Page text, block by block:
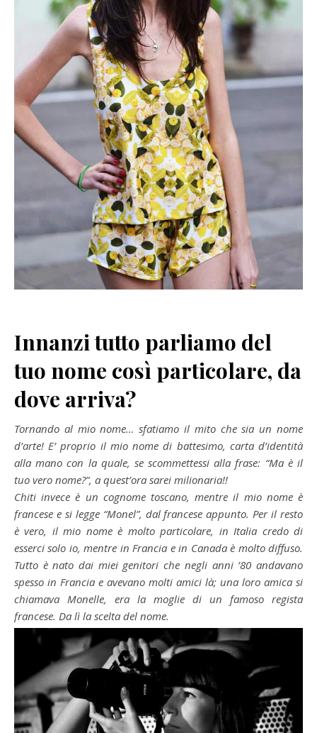
Innanzi tutto parliamo del
tuo nome così particolare, da
dove arriva?
Tornando al mio nome… sfatiamo il mito che sia un nome
d’arte! E’ proprio il mio nome di battesimo, carta d’identità
alla mano con la quale, se scommettessi alla frase: “Ma è il
tuo vero nome?”, a quest’ora sarei milionaria!!
Chiti invece è un cognome toscano, mentre il mio nome è
francese e si legge “Monel”, dal francese appunto. Per il resto
è vero, il mio nome è molto particolare, in Italia credo di
esserci solo io, mentre in Francia e in Canada è molto diffuso.
Tutto è nato dai miei genitori che negli anni ’80 andavano
spesso in Francia e avevano molti amici là; una loro amica si
chiamava Monelle, era la moglie di un famoso regista
francese. Da lì la scelta del nome.